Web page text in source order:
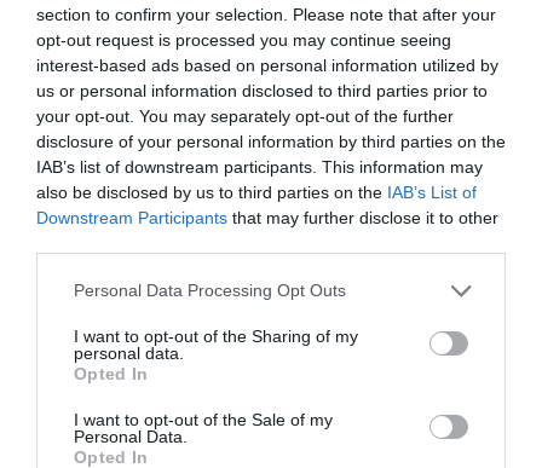
section to confirm your selection. Please note that after your
opt-out request is processed you may continue seeing
interest-based ads based on personal information utilized by
us or personal information disclosed to third parties prior to
your opt-out. You may separately opt-out of the further
disclosure of your personal information by third parties on the
IAB’s list of downstream participants. This information may
also be disclosed by us to third parties on the IAB’s List of
Downstream Participants that may further disclose it to other
Personal Data Processing Opt Outs
I want to opt-out of the Sharing of my
personal data.
Opted In
I want to opt-out of the Sale of my
Personal Data.
Opted In